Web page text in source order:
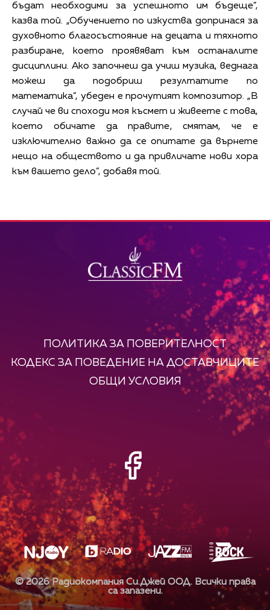
бъдат необходими за успешното им бъдеще”,
казва той. „Обучението по изкуства допринася за
духовното благосъстояние на децата и тяхното
разбиране, което проявяват към останалите
дисциплини. Ако започнеш да учиш музика, веднага
можеш да подобриш резултатите по
математика”, убеден е прочутият композитор. „В
случай че ви споходи моя късмет и живеете с това,
което обичате да правите, смятам, че е
изключително важно да се опитате да върнете
нещо на обществото и да привличате нови хора
към вашето дело”, добавя той.
ПОЛИТИКА ЗА ПОВЕРИТЕЛНОСТ
КОДЕКС ЗА ПОВЕДЕНИЕ НА ДОСТАВЧИЦИТЕ
ОБЩИ УСЛОВИЯ
©2026Радиокомпания Си.Джей ООД. Всички права
са запазени.